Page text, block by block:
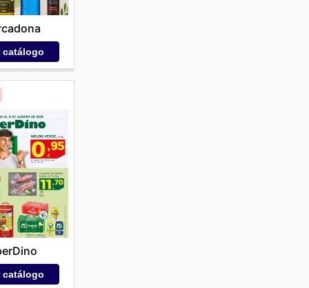
catálogo
catálogo